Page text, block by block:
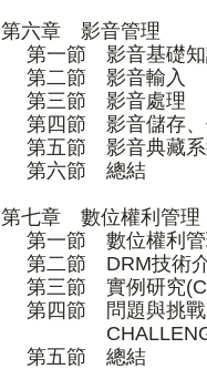
第六章 影音管理
第一節 影音基礎知
第二節 影音輸入
第三節 影音處理
第四節 影音儲存、
第五節 影音典藏系
第六節 總結
第七章 數位權利管理
第一節 數位權利管
第二節 DRM技術
第三節 實例研究
第四節 問題與挑
第五節 總結